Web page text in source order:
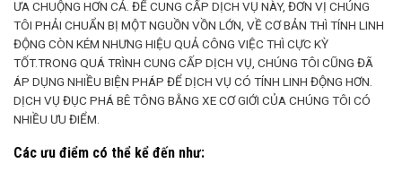
ƯA CHUỘNG HƠN CẢ. ĐỂ CUNG CẤP DỊCH VỤ NÀY, ĐƠN VỊ CHÚNG
TÔI PHẢI CHUẨN BỊ MỘT NGUỒN VỒN LỚN, VỀ CƠ BẢN THÌ TÍNH LINH
ĐỘNG CÒN KÉM NHƯNG HIỆU QUẢ CÔNG VIỆC THÌ CỰC KỲ
TỐT.TRONG QUÁ TRÌNH CUNG CẤP DỊCH VỤ, CHÚNG TÔI CŨNG ĐÃ
ÁP DỤNG NHIỀU BIỆN PHÁP ĐỂ DỊCH VỤ CÓ TÍNH LINH ĐỘNG HƠN.
DỊCH VỤ ĐỤC PHÁ BÊ TÔNG BẰNG XE CƠ GIỚI CỦA CHÚNG TÔI CÓ
NHIỀU ƯU ĐIỂM.
Các ưu điểm có thể kể đến như: